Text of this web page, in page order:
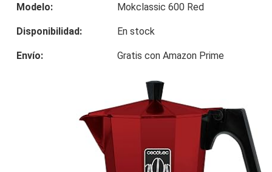
Modelo: Mokclassic 600 Red
Disponibilidad: En stock
Envío: Gratis con Amazon Prime